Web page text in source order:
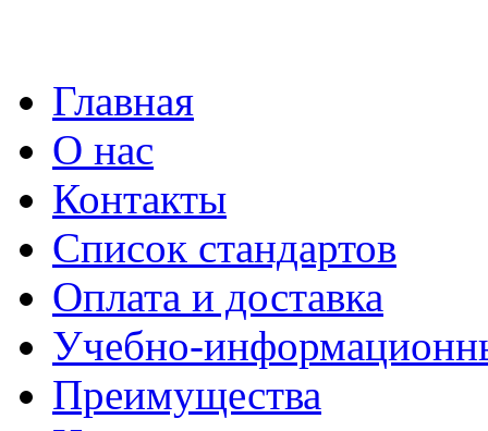
Главная
О нас
Контакты
Список стандартов
Оплата и доставка
Учебно-
Преимущества